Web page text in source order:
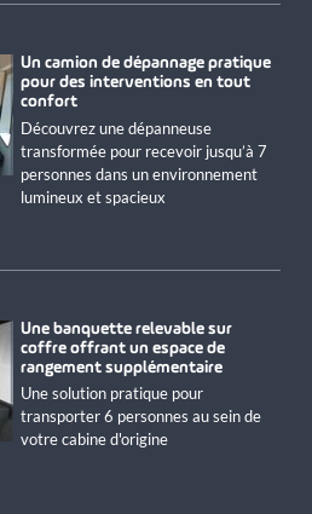
Un camion de dépannage pratique
pour des interventions en tout
confort
Découvrez une dépanneuse
transformée pour recevoir jusqu’à 7
personnes dans un environnement
lumineux et spacieux
Une banquette relevable sur
coffre offrant un espace de
rangement supplémentaire
Une solution pratique pour
transporter 6 personnes au sein de
votre cabine d'origine